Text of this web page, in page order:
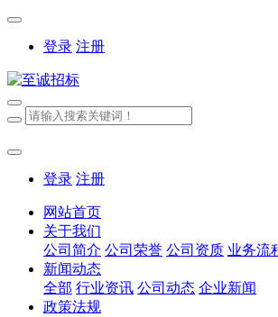
登录 注册
登录 注册
网站首页
关于我们
公司简介 公司荣誉 公司资质 业务流
新闻动态
全部 行业资讯 公司动态 企业新闻
政策法规